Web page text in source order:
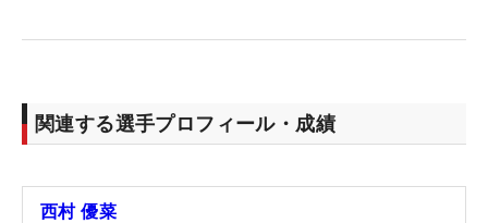
関連する選手プロフィール・成績
西村 優菜